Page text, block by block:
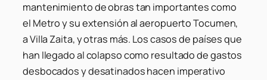
mantenimiento de obras tan importantes como
el Metro y su extensión al aeropuerto Tocumen,
a Villa Zaita, y otras más. Los casos de países que
han llegado al colapso como resultado de gastos
desbocados y desatinados hacen imperativo